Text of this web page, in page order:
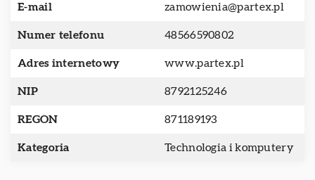
E-mail zamowienia@partex.pl
Numer telefonu 48566590802
Adres internetowy www.partex.pl
NIP 8792125246
REGON 871189193
Kategoria Technologia i komputery